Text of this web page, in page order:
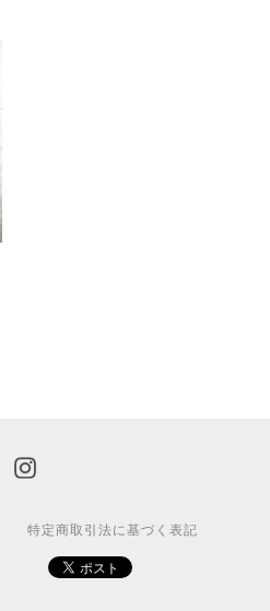
特定商取引法に基づく表記